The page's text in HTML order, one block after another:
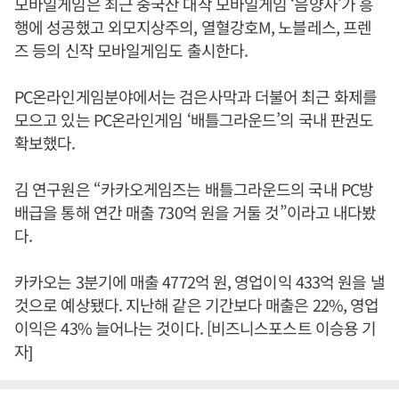
행에 성공했고 외모지상주의, 열혈강호M, 노블레스, 프렌
즈 등의 신작 모바일게임도 출시한다.
PC온라인게임분야에서는 검은사막과 더불어 최근 화제를
모으고 있는 PC온라인게임 ‘배틀그라운드’의 국내 판권도
확보했다.
김 연구원은 “카카오게임즈는 배틀그라운드의 국내 PC방
배급을 통해 연간 매출 730억 원을 거둘 것”이라고 내다봤
다.
카카오는 3분기에 매출 4772억 원, 영업이익 433억 원을 낼
것으로 예상됐다. 지난해 같은 기간보다 매출은 22%, 영업
이익은 43% 늘어나는 것이다. [비즈니스포스트 이승용 기
자]